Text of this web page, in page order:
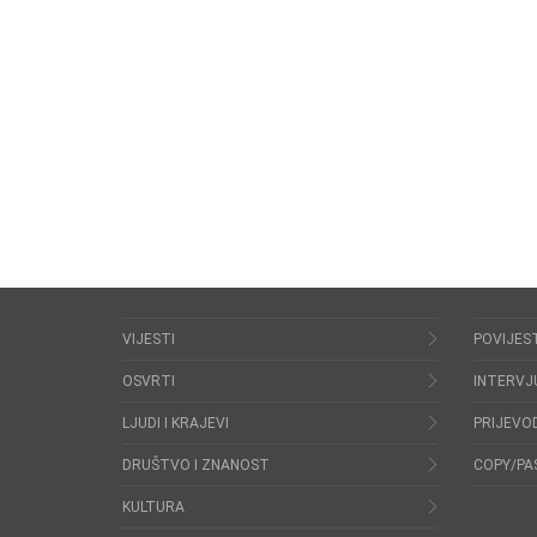
VIJESTI
OSVRTI
LJUDI I KRAJEVI
DRUŠTVO I ZNANOST
KULTURA
COPY/